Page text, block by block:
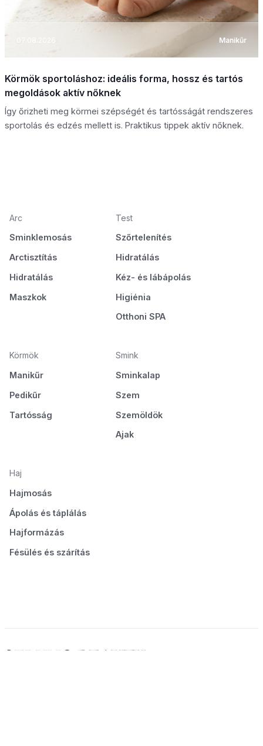
07.08.2026 Manikűr
Körmök sportoláshoz: ideális forma, hossz és tartós
megoldások aktív nőknek
Így őrizheti meg körmei szépségét és tartósságát rendszeres
sportolás és edzés mellett is. Praktikus tippek aktív nőknek.
Arc
Sminklemosás
Arctisztítás
Hidratálás
Maszkok
Test
Szőrtelenítés
Hidratálás
Kéz- és lábápolás
Higiénia
Otthoni SPA
Körmök
Manikűr
Pedikűr
Tartósság
Smink
Sminkalap
Szem
Szemöldök
Ajak
Haj
Hajmosás
Ápolás és táplálás
Hajformázás
Fésülés és szárítás